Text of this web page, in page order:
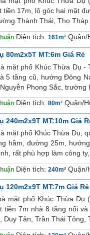
tiền 17m, lô góc hai mặt
Thành Thái, Thọ Tháp
Diện tích: 161m² Quận/
80m2x5T MT:6m Giá Rẻ
mặt phố Khúc Thừa Dụ
5 tầng cũ, hướng Đông
Phong Sắc, trường
Diện tích: 80m² Quận/
240m2x9T MT:10m Giá
mặt phố Khúc Thừa Dụ,
hầm, đường 25m,
rất phù hợp làm công ty,
Diện tích: 240m² Quận/
120m2x9T MT:7m Giá Rẻ
mặt phố Khúc Thừa Dụ
tiền 7m nhà 8 tầng nổi
Duy Tân, Trần Thái Tông,